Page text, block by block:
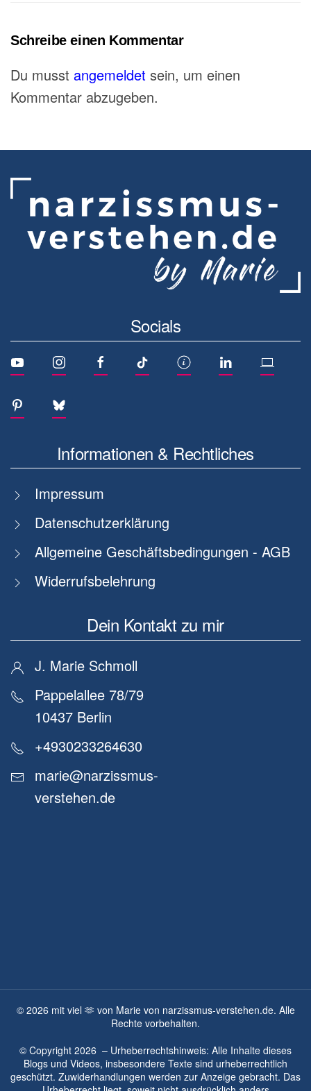
Schreibe einen Kommentar
Du musst angemeldet sein, um einen
Kommentar abzugeben.
Socials
Informationen & Rechtliches
Impressum
Datenschutzerklärung
Allgemeine Geschäftsbedingungen - AGB
Widerrufsbelehrung
Dein Kontakt zu mir
J. Marie Schmoll
Pappelallee 78/79
10437 Berlin
+4930233264630
marie@narzissmus-
verstehen.de
© 2026 mit viel 🫶 von Marie von narzissmus-verstehen.de. Alle
Rechte vorbehalten.
© Copyright 2026 – Urheberrechtshinweis: Alle Inhalte dieses
Blogs und Videos, insbesondere Texte sind urheberrechtlich
geschützt. Zuwiderhandlungen werden zur Anzeige gebracht. Das